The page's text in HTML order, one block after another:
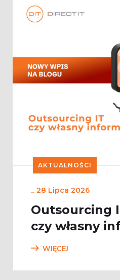
AKTUALNOŚCI
_ 28 Lipca 2026
Outsourcing
czy własny
WIĘCEJ